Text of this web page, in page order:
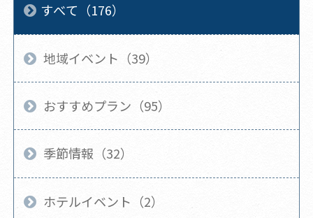
すべて（176）
地域イベント（39）
おすすめプラン（95）
季節情報（32）
ホテルイベント（2）